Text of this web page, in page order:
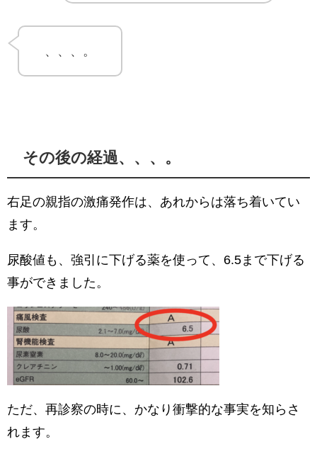
、、、。
その後の経過、、、。
右足の親指の激痛発作は、あれからは落ち着いてい
ます。
尿酸値も、強引に下げる薬を使って、6.5まで下げる
事ができました。
ただ、再診察の時に、かなり衝撃的な事実を知らさ
れます。